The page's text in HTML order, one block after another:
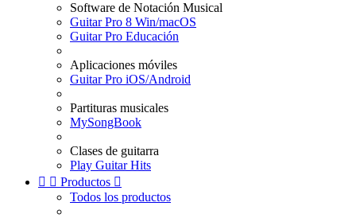
Software de Notación Musical
Guitar Pro 8 Win/macOS
Guitar Pro Educación
Aplicaciones móviles
Guitar Pro iOS/Android
Partituras musicales
MySongBook
Clases de guitarra
Play Guitar Hits
  Productos 
Todos los productos